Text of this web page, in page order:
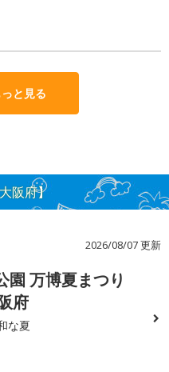
と見る
阪府】
2026/08/07 更新
園 万博夏まつり
府
な夏